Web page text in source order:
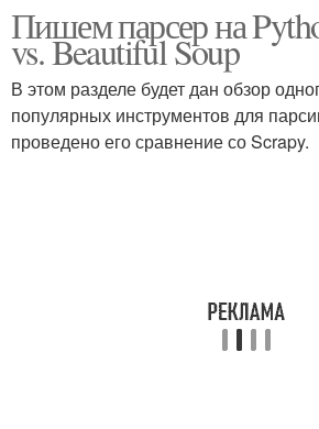
Пишем парсер на
vs. Beautiful Soup
В этом разделе будет дан обзор
популярных инструментов для
проведено его сравнение со Scrapy.